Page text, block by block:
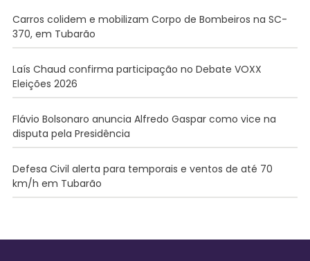
Carros colidem e mobilizam Corpo de Bombeiros na SC-
370, em Tubarão
Laís Chaud confirma participação no Debate VOXX
Eleições 2026
Flávio Bolsonaro anuncia Alfredo Gaspar como vice na
disputa pela Presidência
Defesa Civil alerta para temporais e ventos de até 70
km/h em Tubarão